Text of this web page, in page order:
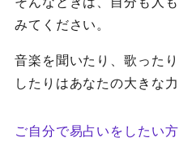
みてください。
音楽を聞いたり、歌った
したりはあなたの大きな
ご自分で易占いをしたい方